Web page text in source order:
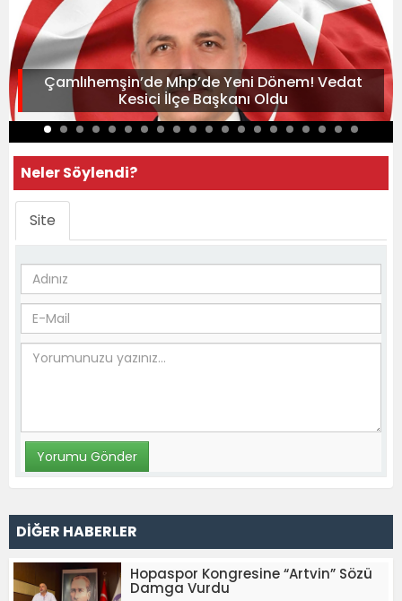
Çamlıhemşin’de Mhp’de Yeni Dönem! Vedat
Kesici İlçe Başkanı Oldu
Neler Söylendi?
Site
DİĞER HABERLER
Hopaspor Kongresine “Artvin” Sözü
Damga Vurdu